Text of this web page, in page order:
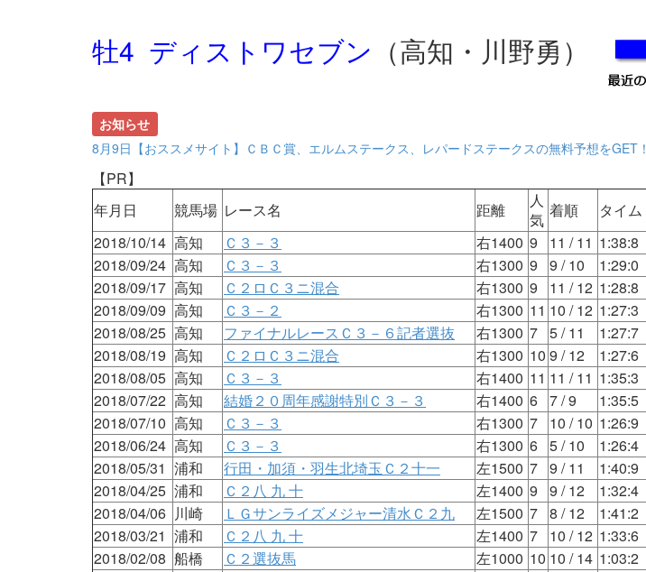
牡4 ディストワセブン （高知・川野勇）
お知らせ
8月9日【おススメサイト】ＣＢＣ賞、エルムステークス、レパードステークスの無料予想をGET！
【PR】
年月日
競馬場 レース名 距離
人
気 着順 タイム
2018/10/14 高知 Ｃ３－３ 右1400 9 11 / 11 1:38:8
2018/09/24 高知 Ｃ３－３ 右1300 9 9 / 10 1:29:0
2018/09/17 高知 Ｃ２ロＣ３ニ混合 右1300 9 11 / 12 1:28:8
2018/09/09 高知 Ｃ３－２ 右1300 11 10 / 12 1:27:3
2018/08/25 高知 ファイナルレースＣ３－６記者選抜 右1300 7 5/ 11 1:27:7
2018/08/19 高知 Ｃ２ロＣ３ニ混合 右1300 10 9 / 12 1:27:6
2018/08/05 高知 Ｃ３－３ 右1400 11 11 / 11 1:35:3
2018/07/22 高知 結婚２０周年感謝特別Ｃ３－３ 右1400 6 7/ 9 1:35:5
2018/07/10 高知 Ｃ３－３ 右1300 7 10 / 10 1:26:9
2018/06/24 高知 Ｃ３－３ 右1300 6 5/ 10 1:26:4
2018/05/31 浦和 行田・加須・羽生北埼玉Ｃ２十一 左1500 7 9 / 11 1:40:9
2018/04/25 浦和 Ｃ２八 九 十 左1400 9 9 / 12 1:32:4
2018/04/06 川崎 ＬＧサンライズメジャー清水Ｃ２九 左1500 7 8 / 12 1:41:2
2018/03/21 浦和 Ｃ２八 九 十 左1400 7 10 / 12 1:33:6
2018/02/08 船橋 Ｃ２選抜馬 左1000 10 10 / 14 1:03:2